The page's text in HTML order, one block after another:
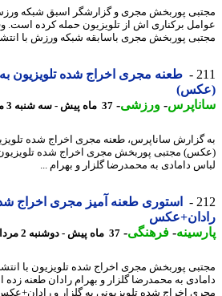
پوربخش مجری و گزارشگر اسبق شبکه ورزش با
برکناری اش از تلویزیون حمله کرده است.
پوربخش مجری باسابقه شبکه ورزش با انتشار ...
طعنه مجری اخراج شده تلویزیون به رضا
-ورزشی-37 ماه پیش - سه شنبه 3 مرداد 1402، 12:23
ساناپرس، طعنه مجری اخراج شده تلویزیون به
مجتبی پوربخش مجری اخراج شده تلویزیون با
دامادی به محمدرضا گلزار و بهرام ...
استوری طعنه آمیز مجری اخراج شده
-فرهنگی-37 ماه پیش - دوشنبه 2 مرداد 1402، 21:05
پوربخش مجری اخراج شده تلویزیون با انتشار
به محمدرضا گلزار و بهرام رادان طعنه زده
اخراج شده تلویزیونی به گلزار و رادان+عکس